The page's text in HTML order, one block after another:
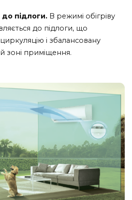
підлоги. В режимі обігріву
до підлоги, що
і збалансовану
зоні приміщення.